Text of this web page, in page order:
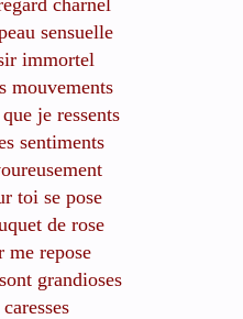
sensuelle
immortel
mouvements
je ressents
sentiments
toi se pose
de rose
me repose
grandioses